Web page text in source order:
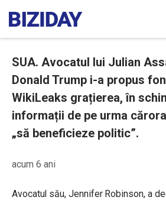
SUA. Avocatul lui Julian
Donald Trump i-a propus
WikiLeaks grațierea, în
informații de pe urma
„să beneficieze politic”.
acum 6 ani
Avocatul său,Jennifer Robinson,a